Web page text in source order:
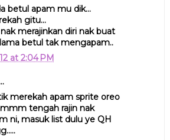
betul apam mu dik...
gitu...
nak merajinkan diri nak buat
betul tak mengapam..
at 2:04 PM
merekah apam sprite oreo
tengah rajin nak
ni, masuk list dulu ye QH